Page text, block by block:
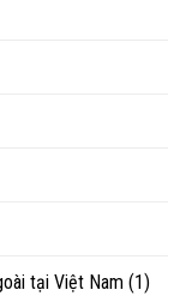
tại Việt Nam (1)